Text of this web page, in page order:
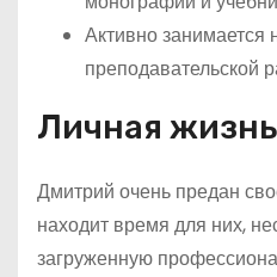
Активно занимается
преподавательской
Личная
Дмитрий очень предан
находит время для них,
загруженную